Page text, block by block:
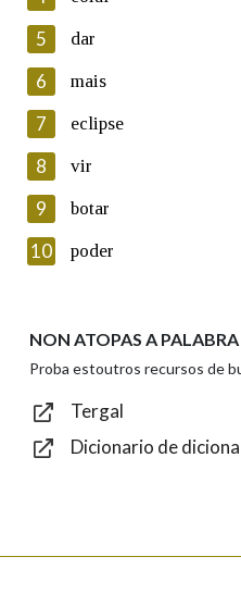
Lin e acepto as
Introduce o código que
Texto de verificación
Enviar
5 dar
6 mais
7 eclipse
8 vir
9 botar
10 poder
NON ATOPAS A
Proba estoutros recursos de
Tergal
Dicionario de